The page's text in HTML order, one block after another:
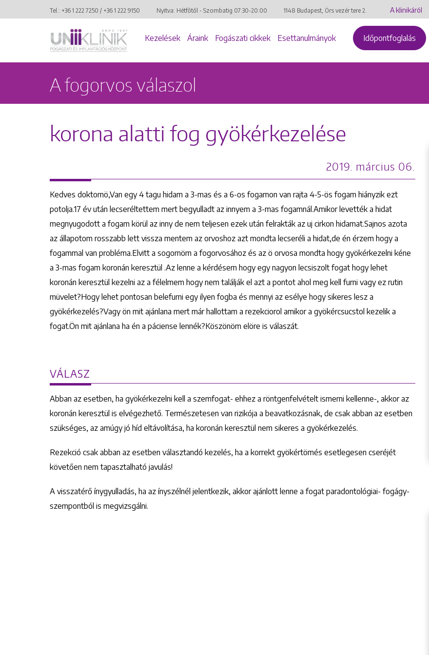
Tel.: +36 1 222 7250 / +36 1 222 9150 Nyitva: Hétfőtől - Szombatig 07:30-20:00 1148 Budapest, Örs vezér tere 2. A klinikáról
Kezelések Áraink Fogászati cikkek Esettanulmányok Időpontfoglalás
A fogorvos válaszol
korona alatti fog gyökérkezelése
2019. március 06.
Kedves doktornö,Van egy 4 tagu hidam a 3-mas és a 6-os fogamon van rajta 4-5-ös fogam hiányzik ezt
potolja.17 év után lecseréltettem mert begyulladt az innyem a 3-mas fogamnál.Amikor levették a hidat
megnyugodott a fogam körül az inny de nem teljesen ezek után felrakták az uj cirkon hidamat.Sajnos azota
az állapotom rosszabb lett vissza mentem az orvoshoz azt mondta lecseréli a hidat,de én érzem hogy a
fogammal van probléma.Elvitt a sogornöm a fogorvosához és az ö orvosa mondta hogy gyökérkezelni kéne
a 3-mas fogam koronán keresztül .Az lenne a kérdésem hogy egy nagyon lecsiszolt fogat hogy lehet
koronán keresztül kezelni az a félelmem hogy nem találják el azt a pontot ahol meg kell furni vagy ez rutin
müvelet?Hogy lehet pontosan belefurni egy ilyen fogba és mennyi az esélye hogy sikeres lesz a
gyökérkezelés?Vagy ön mit ajánlana mert már hallottam a rezekciorol amikor a gyökércsucstol kezelik a
fogat.Ön mit ajánlana ha én a páciense lennék?Köszönöm elöre is válaszát.
VÁLASZ
Abban az esetben, ha gyökérkezelni kell a szemfogat- ehhez a röntgenfelvételt ismerni kellenne-, akkor az
koronán keresztül is elvégezhető. Természetesen van rizikója a beavatkozásnak, de csak abban az esetben
szükséges, az amúgy jó híd eltávolítása, ha koronán keresztül nem sikeres a gyökérkezelés.
Rezekció csak abban az esetben választandó kezelés, ha a korrekt gyökértömés esetlegesen cseréjét
követően nem tapasztalható javulás!
A visszatérő ínygyulladás, ha az ínyszélnél jelentkezik, akkor ajánlott lenne a fogat paradontológiai- fogágy-
szempontból is megvizsgálni.